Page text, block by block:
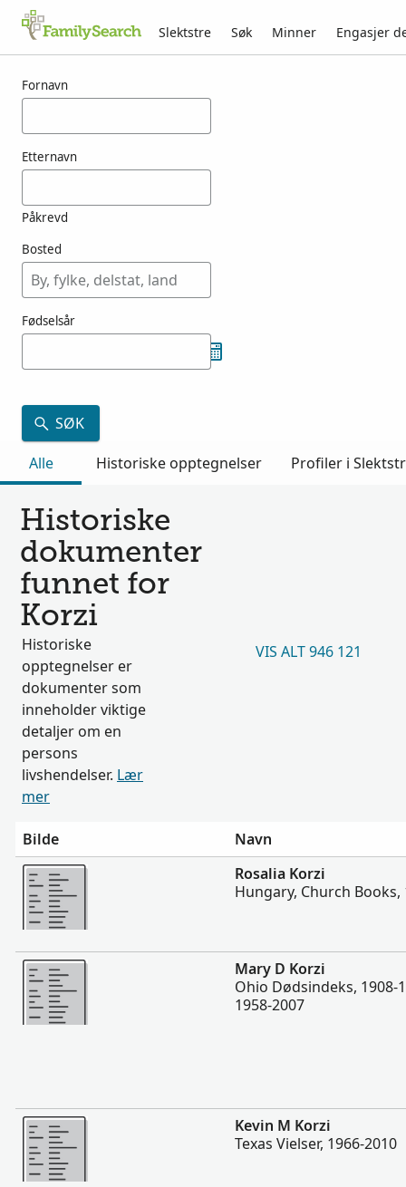
Slektstre Søk Minner Engasjer
Fornavn
Etternavn
Påkrevd
Bosted
Fødselsår
SØK
Alle
Historiske opptegnelser Profiler i
Historiske
dokumenter
funnet for
Korzi
Historiske
opptegnelser er
dokumenter som
inneholder viktige
detaljer om en
persons
livshendelser. Lær
mer
VIS ALT 946 121
Bilde
Navn
Flere
Rosalia Korzi
Hungary, Church Books,
Flere
Mary D Korzi
Ohio Dødsindeks, 1908-
1958-2007
Flere
Kevin M Korzi
Texas Vielser, 1966-2010